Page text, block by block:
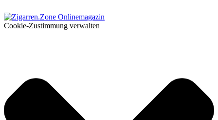
Cookie-Zustimmung verwalten